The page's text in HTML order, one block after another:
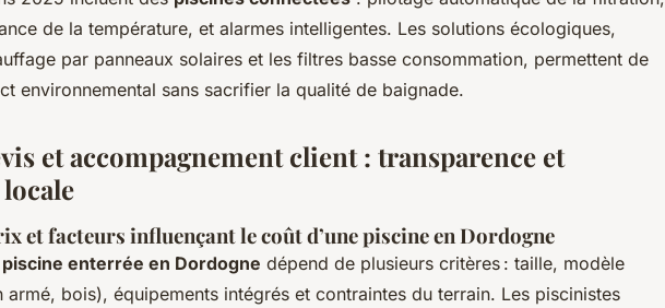
de la température, et alarmes intelligentes. Les solutions écologiques,
par panneaux solaires et les filtres basse consommation, permettent de
environnemental sans sacrifier la qualité de baignade.
et accompagnement client : transparence et
et facteurs influençant le coût d’une piscine en Dordogne
piscine enterrée en Dordogne dépend de plusieurs critères : taille, modèle
armé, bois), équipements intégrés et contraintes du terrain. Les piscinistes